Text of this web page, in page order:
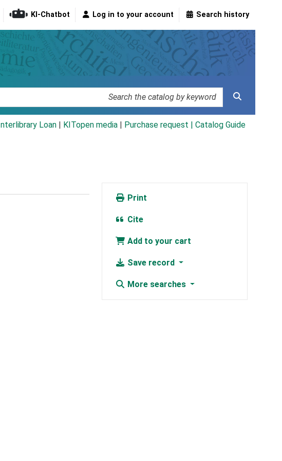
KI-Chatbot Log in to your account Search history
Interlibrary Loan KITopen media Purchase request | Catalog Guide
Print
Cite
Add to your cart
Save record
More searches